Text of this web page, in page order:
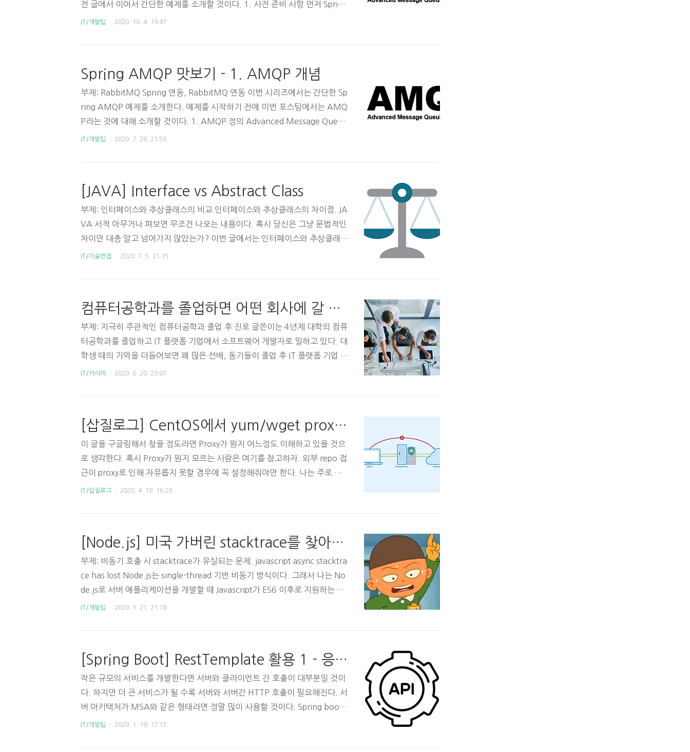
전 글에서 이어서 간단한 예제를 소개할 것이다. 1. 사전 준비 사항 먼저 Spring
Boot와 JAVA를 구동할 적절한 IDE가 필요하다. IntelliJ 를 추천한다. 그리고
-it --rm --name rabbitmq -p 5672:5672 -p 15672:15672 rabb..
IT/개발팁 2020. 10. 4. 19:47
Spring AMQP 맛보기 - 1. AMQP 개념
부제: RabbitMQ Spring 연동, RabbitMQ 연동 이번 시리즈에서는 간단한 Sp
ring AMQP 예제를 소개한다. 예제를 시작하기 전에 이번 포스팅에서는 AMQ
P라는 것에 대해 소개할 것이다. 1. AMQP 정의 Advanced Message Queui
ng Protocol의 약자이다. 이름에서 알 수 있듯 MQ(Message Queuing)기반
비동기 메시지 리스너, 큐 선언, exchange 선언 및 binding 기능 등 전반적..
IT/개발팁 2020. 7. 26. 21:59
[JAVA] Interface vs Abstract Class
부제: 인터페이스와 추상클래스의 비교 인터페이스와 추상클래스의 차이점. JA
VA 서적 아무거나 펴보면 무조건 나오는 내용이다. 혹시 당신은 그냥 문법적인
차이만 대충 알고 넘어가지 않았는가? 이번 글에서는 인터페이스와 추상클래스
를 비교해보겠다. 1. Abstract Class 클래스의 형태 중 하나이다. 클래스는 일
eep(); public abstract int food(); } 추상 클래스가 일반 클래스와 ..
IT/기술면접 2020. 7. 5. 21:15
컴퓨터공학과를 졸업하면 어떤 회사에 갈 수 있을까?
부제: 지극히 주관적인 컴퓨터공학과 졸업 후 진로 글쓴이는 4년제 대학의 컴퓨
터공학과를 졸업하고 IT 플랫폼 기업에서 소프트웨어 개발자로 일하고 있다. 대
학생 때의 기억을 더듬어보면 꽤 많은 선배, 동기들이 졸업 후 IT 플랫폼 기업 또
는 스타트업 개발자를 택하지 않았던 것 같다. 대학을 졸업한지 5년정도 되었는
하고 진로에 대해 걱정하는 학생들이 많을 것 같다. 그래서 이번 글에서는 글쓴
이가 직접 겪거나 본 것을 기반으로 컴퓨터 공학과를 졸업하면 어떤 업계로 진
출할 수 있는 지 ..
IT/커리어 2020. 6. 20. 20:01
[삽질로그] CentOS에서 yum/wget proxy 설정법
이 글을 구글링해서 찾을 정도라면 Proxy가 뭔지 어느정도 이해하고 있을 것으
로 생각한다. 혹시 Proxy가 뭔지 모르는 사람은 여기를 참고하자. 외부 repo 접
근이 proxy로 인해 자유롭지 못할 경우에 꼭 설정해줘야만 한다. 나는 주로 엔
터프라이즈 환경 (ex: 회사에서 개발할 때) proxy 문제를 겪는다. 1. YUMsud
p_proxy={{YOUR_PROXY_SERVER}} proxy_use..
IT/삽질로그 2020. 4. 19. 16:20
[Node.js] 미국 가버린 stacktrace를 찾아보자
부제: 비동기 호출 시 stacktrace가 유실되는 문제. javascript async stacktra
ce has lost Node.js는 single-thread 기반 비동기 방식이다. 그래서 나는 No
de.js로 서버 애플리케이션을 개발할 때 Javascript가 ES6 이후로 지원하는 pr
omise, async, await를 많이 사용한다. 나처럼 개발하는 사람들은 한 번쯤 직
w new Error('Error here p..
IT/개발팁 2020. 3. 21. 21:19
[Spring Boot] RestTemplate 활용 1 - 응답 타입 일반화
작은 규모의 서비스를 개발한다면 서버와 클라이언트 간 호출이 대부분일 것이
다. 하지만 더 큰 서비스가 될 수록 서버와 서버간 HTTP 호출이 필요해진다. 서
버 아키택처가 MSA와 같은 형태라면 정말 많이 사용할 것이다. Spring boot
에서는 다른 서버의 API endpoint를 호출할 때 RestTemplate을 많이 쓴다.
IT/개발팁 2020. 1. 19. 17:13